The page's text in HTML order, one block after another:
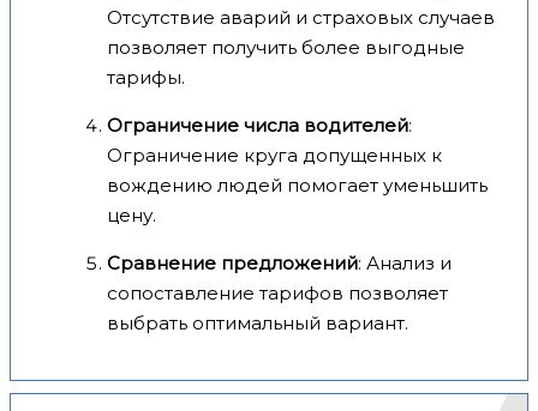
Отсутствие аварий и страховых случаев
позволяет получить более выгодные
тарифы.
Ограничение числа водителей:
Ограничение круга допущенных к
вождению людей помогает уменьшить
цену.
Сравнение предложений: Анализ и
сопоставление тарифов позволяет
выбрать оптимальный вариант.